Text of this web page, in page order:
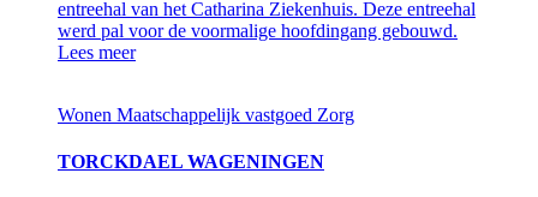
entreehal van het Catharina Ziekenhuis. Deze entreehal
werd pal voor de voormalige hoofdingang gebouwd.
Lees meer
Wonen Maatschappelijk vastgoed Zorg
TORCKDAEL WAGENINGEN